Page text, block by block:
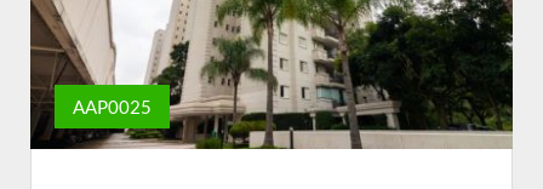
AAP0025